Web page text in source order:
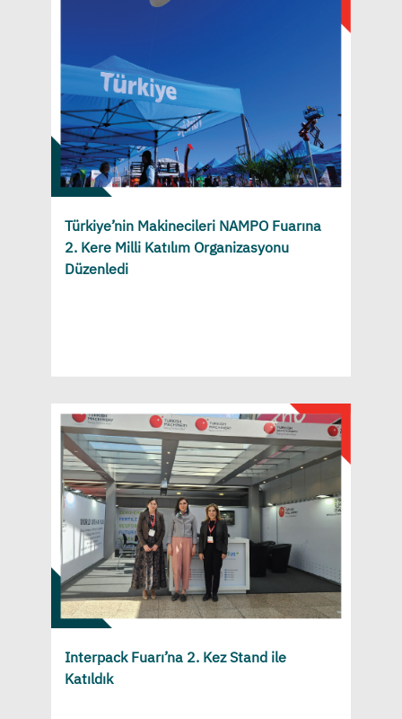
Türkiye’nin Makinecileri NAMPO Fuarına
2. Kere Milli Katılım Organizasyonu
Düzenledi
Interpack Fuarı’na 2. Kez Stand ile
Katıldık